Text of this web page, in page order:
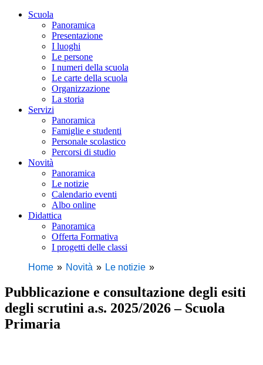
Scuola
Panoramica
Presentazione
I luoghi
Le persone
I numeri della scuola
Le carte della scuola
Organizzazione
La storia
Servizi
Panoramica
Famiglie e studenti
Personale scolastico
Percorsi di studio
Novità
Panoramica
Le notizie
Calendario eventi
Albo online
Didattica
Panoramica
Offerta Formativa
I progetti delle classi
Home
Novità Le notizie
Pubblicazione e consultazione degli esiti
degli scrutini a.s. 2025/2026 – Scuola
Primaria